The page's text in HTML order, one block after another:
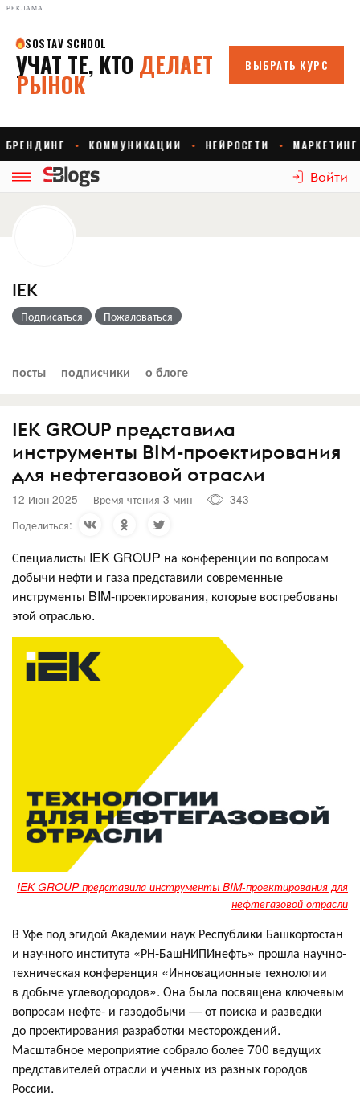
РЕКЛАМА
Войти
IEK
Подписаться Пожаловаться
посты подписчики о блоге
IEK GROUP представила
инструменты BIM-проектирования
для нефтегазовой отрасли
12 Июн 2025 Время чтения 3 мин
343
Поделиться:
Специалисты IEK GROUP на конференции по вопросам
добычи нефти и газа представили современные
инструменты BIM-проектирования, которые востребованы
этой отраслью.
IEK GROUP представила инструменты BIM-проектирования для
нефтегазовой отрасли
В Уфе под эгидой Академии наук Республики Башкортостан
и научного института «РН-БашНИПИнефть» прошла научно-
техническая конференция «Инновационные технологии
в добыче углеводородов». Она была посвящена ключевым
вопросам нефте- и газодобычи — от поиска и разведки
до проектирования разработки месторождений.
Масштабное мероприятие собрало более 700 ведущих
представителей отрасли и ученых из разных городов
России.